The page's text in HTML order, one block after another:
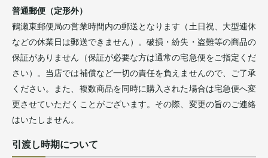
普通郵便（定形外）
鶴瀬東郵便局の営業時間内の郵送となります（土日祝、大型連休
などの休業日は郵送できません）。破損・紛失・盗難等の商品の
保証がありません（保証が必要な方は通常の宅急便をご指定くだ
さい）。当店では補償など一切の責任を負えませんので、ご了承
ください。また、複数商品を同時に購入された場合は宅急便へ変
更させていただくことがございます。その際、変更の旨のご連絡
はいたしません。
引渡し時期について